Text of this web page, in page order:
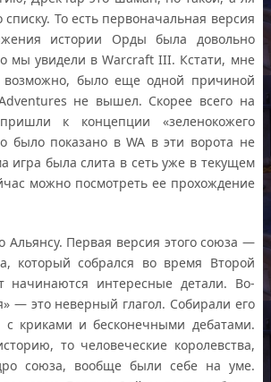
списку. То есть первоначальная версия
истории Орды была довольно
мы увидели в Warcraft III. Кстати, мне
возможно, было еще одной причиной
не вышел. Скорее всего на
к концепции «зеленокожего
было показано в WA в эти ворота не
игра была слита в сеть уже в текущем
можно посмотреть ее прохождение
Альянсу. Первая версия этого союза —
который собрался во время Второй
интересные детали. Во-
— это неверный глагол. Собирали его
с криками и бесконечными дебатами.
то человеческие королевства,
союза, вообще были себе на уме.